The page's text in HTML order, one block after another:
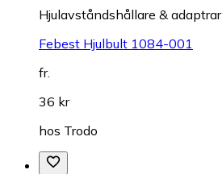
Hjulavståndshållare & adaptrar
Febest Hjulbult 1084-001
fr.
36 kr
hos Trodo